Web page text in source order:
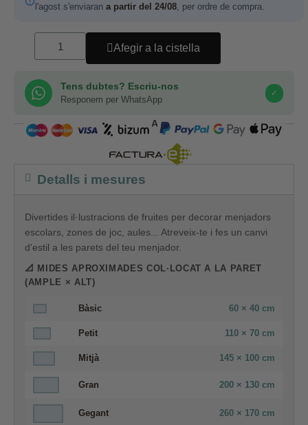
l'agost s'enviaran a partir del 24/08, per ordre de compra.
Afegir a la cistella
Tens dubtes? Escriu-nos
Responem per WhatsApp
✓
COMPRA SEGURA
Detalls i mesures
Divertides il·lustracions de fruites per decorar menjadors
escolars, zones de joc, aules... Atreveix-te i fes un canvi
d'estil a les parets del teu menjador.
📐 MIDES APROXIMADES COL·LOCAT A LA PARET
(AMPLE × ALT)
Bàsic 60 × 40 cm
Petit 110 × 70 cm
Mitjà 145 × 100 cm
Gran 200 × 130 cm
Gegant 260 × 170 cm